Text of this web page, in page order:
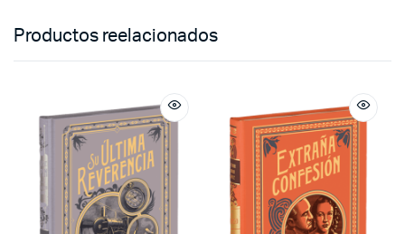
Productos reelacionados